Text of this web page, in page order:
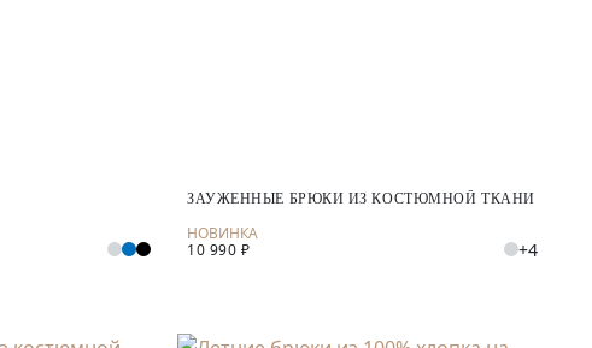
ЗАУЖЕННЫЕ БРЮКИ ИЗ КОСТЮМНОЙ ТКАНИ
10 990 ₽ +4